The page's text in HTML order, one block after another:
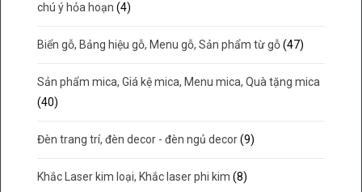
chú ý hỏa hoạn (4)
Biển gỗ, Bảng hiệu gỗ, Menu gỗ, Sản phẩm từ gỗ (47)
Sản phẩm mica, Giá kệ mica, Menu mica, Quà tặng mica
(40)
Đèn trang trí, đèn decor - đèn ngủ decor (9)
Khắc Laser kim loại, Khắc laser phi kim (8)